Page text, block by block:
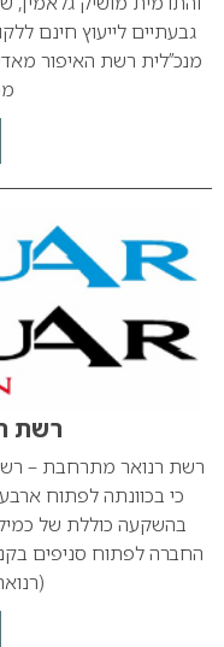
גבעתיים לייעוץ חינם
מנכ’’לית רשת האיפור
רשת
רשת רנואר מתרחבת – רשת
בהשקעה כוללת של
החברה לפתוח סניפים